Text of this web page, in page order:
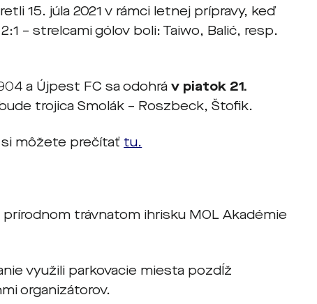
15. júla 2021 v rámci letnej prípravy, keď
– strelcami gólov boli: Taiwo, Balić, resp.
a Újpest FC sa odohráv piatok 21.
trojica Smolák – Roszbeck, Štofik.
si môžete prečítať tu.
trávnatom ihrisku MOL Akadémie
využili parkovacie miesta pozdĺž
organizátorov.